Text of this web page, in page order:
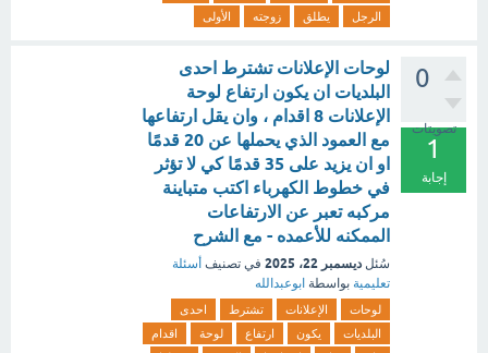
الرجل
يطلق زوجته الأولى
0
تصويتات
1
إجابة
لوحات الإعلانات تشترط احدى
البلديات ان يكون ارتفاع لوحة
الإعلانات 8 اقدام ، وان يقل ارتفاعها
مع العمود الذي يحملها عن 20 قدمًا
او ان يزيد على 35 قدمًا كي لا تؤثر
في خطوط الكهرباء اكتب متباينة
مركبه تعبر عن الارتفاعات
الممكنه للأعمده - مع الشرح
سُئل ديسمبر 22، 2025 في تصنيف أسئلة
تعليمية بواسطة ابوعبدالله
لوحات الإعلانات تشترط
احدى
البلديات
يكون ارتفاع لوحة
اقدام